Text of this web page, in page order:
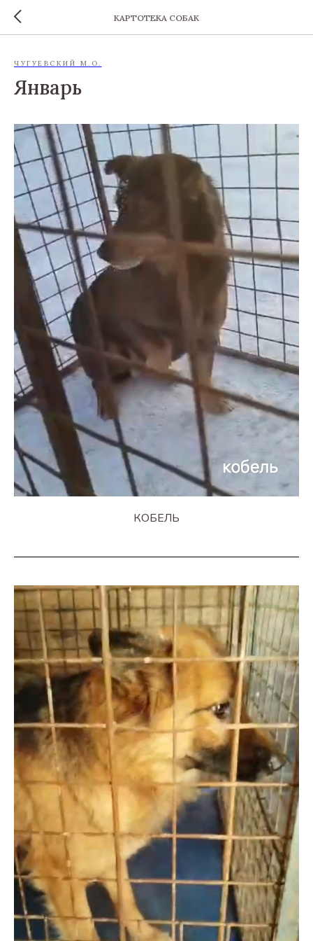
КАРТОТЕКА СОБАК
ЧУГУЕВСКИЙ М.О.
Январь
КОБЕЛЬ